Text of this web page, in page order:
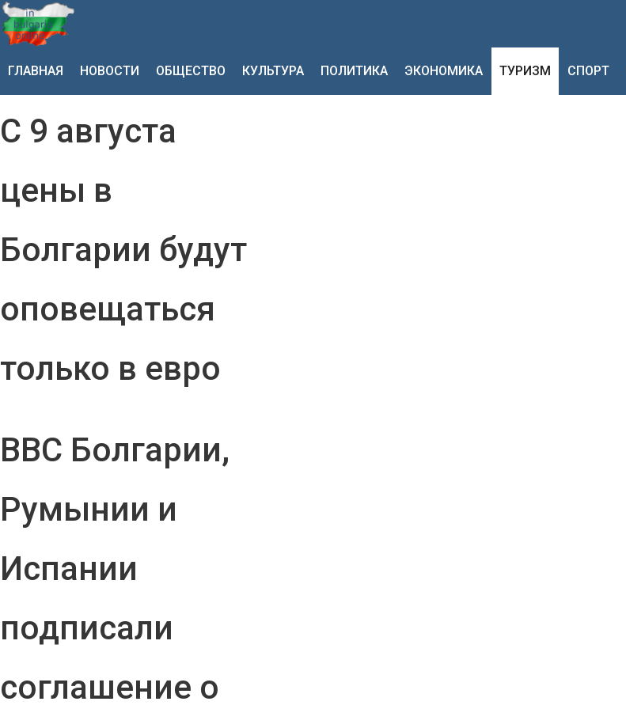
ГЛАВНАЯ НОВОСТИ ОБЩЕСТВО КУЛЬТУРА ПОЛИТИКА ЭКОНОМИКА ТУРИЗМ СПОРТ
С 9 августа
цены в
Болгарии будут
оповещаться
только в евро
ВВС Болгарии,
Румынии и
Испании
подписали
соглашение о